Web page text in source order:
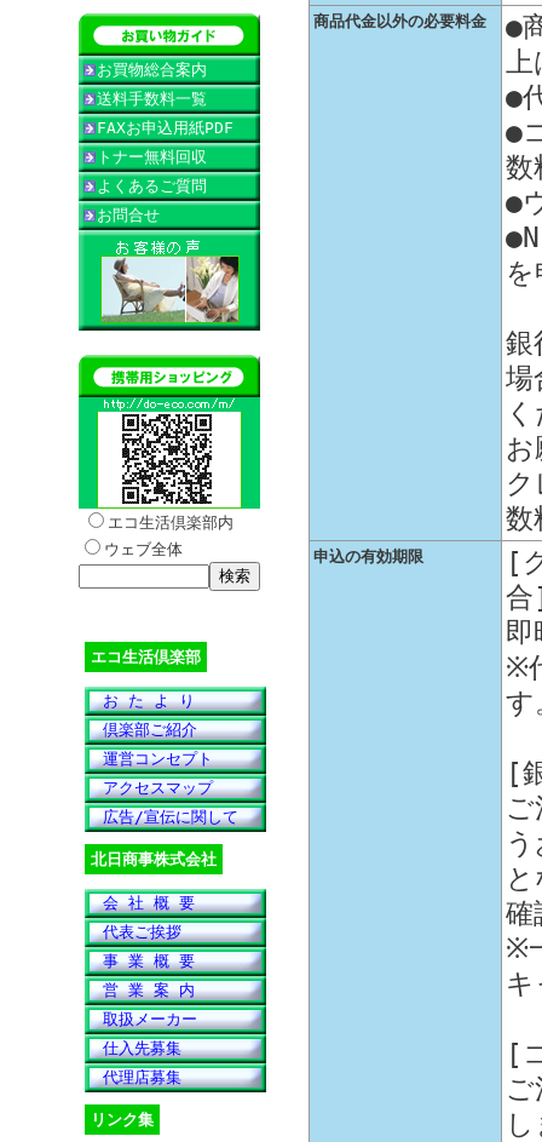
お買物総合案内
送料手数料一覧
FAXお申込用紙PDF
トナー無料回収
よくあるご質問
お問合せ
エコ生活倶楽部内
ウェブ全体
エコ生活倶楽部
お た よ り
倶楽部ご紹介
運営コンセプト
アクセスマップ
広告/宣伝に関して
北日商事株式会社
会 社 概 要
代表ご挨拶
事 業 概 要
営 業 案 内
取扱メーカー
仕入先募集
代理店募集
リンク集
商品代金以外の必要料金
●
●
●
数
●
銀
場
数
申込の有効期限
[
即
※
す
[
確
※
[